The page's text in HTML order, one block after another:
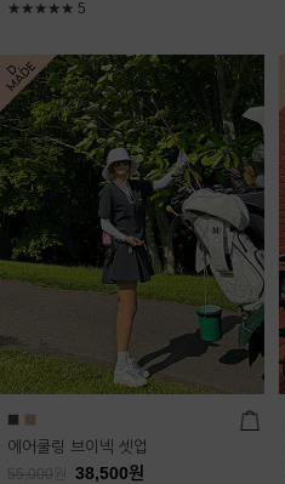
★★★★★ 5
에어쿨링 브이넥 셋업
55,000 38,500원